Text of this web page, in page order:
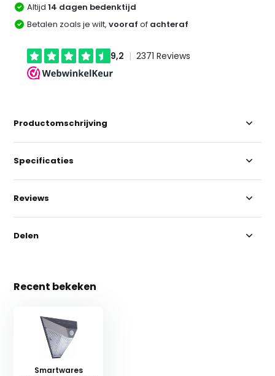
Altijd14 dagen bedenktijd
Betalen zoals je wilt,vooraf of achteraf
Productomschrijving
Specificaties
Reviews
Delen
Recent bekeken
Smartwares